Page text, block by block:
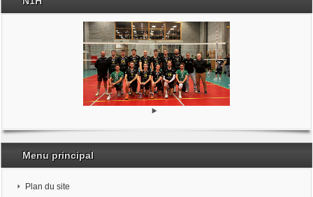
Les stages
Documents
Menu principal
Plan du site